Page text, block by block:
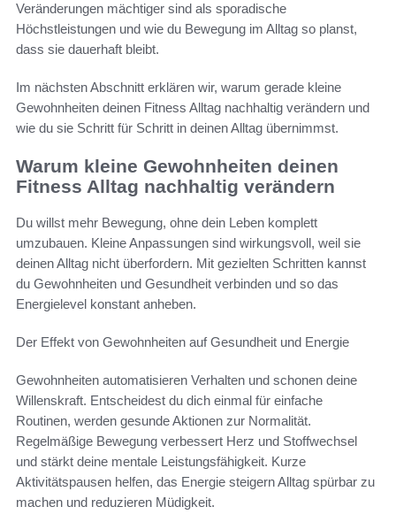
Veränderungen mächtiger sind als sporadische
Höchstleistungen und wie du Bewegung im Alltag so planst,
dass sie dauerhaft bleibt.
Im nächsten Abschnitt erklären wir, warum gerade kleine
Gewohnheiten deinen Fitness Alltag nachhaltig verändern und
wie du sie Schritt für Schritt in deinen Alltag übernimmst.
Warum kleine Gewohnheiten deinen
Fitness Alltag nachhaltig verändern
Du willst mehr Bewegung, ohne dein Leben komplett
umzubauen. Kleine Anpassungen sind wirkungsvoll, weil sie
deinen Alltag nicht überfordern. Mit gezielten Schritten kannst
du Gewohnheiten und Gesundheit verbinden und so das
Energielevel konstant anheben.
Der Effekt von Gewohnheiten auf Gesundheit und Energie
Gewohnheiten automatisieren Verhalten und schonen deine
Willenskraft. Entscheidest du dich einmal für einfache
Routinen, werden gesunde Aktionen zur Normalität.
Regelmäßige Bewegung verbessert Herz und Stoffwechsel
und stärkt deine mentale Leistungsfähigkeit. Kurze
Aktivitätspausen helfen, das Energie steigern Alltag spürbar zu
machen und reduzieren Müdigkeit.